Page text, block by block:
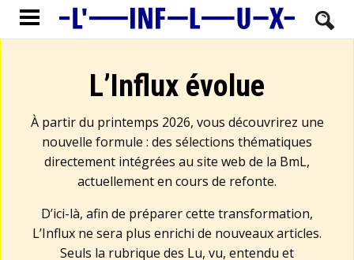
L’Influx évolue
À partir du printemps 2026, vous découvrirez une
nouvelle formule : des sélections thématiques
directement intégrées au site web de la BmL,
actuellement en cours de refonte.
D’ici-là, afin de préparer cette transformation,
L’Influx ne sera plus enrichi de nouveaux articles.
Seuls la rubrique des Lu, vu, entendu et